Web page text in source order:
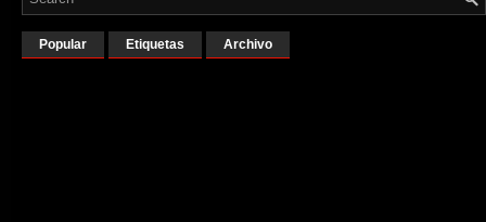
Popular Etiquetas Archivo